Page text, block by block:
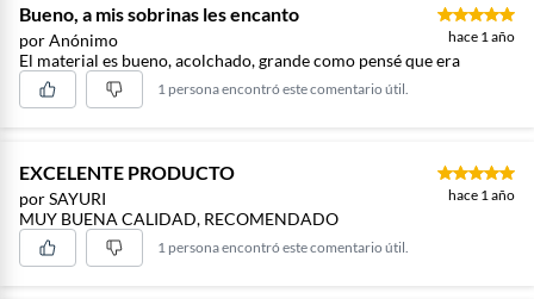
Bueno, a mis sobrinas les encanto
por Anónimo hace 1 año
El material es bueno, acolchado, grande como pensé que era
1 persona encontró este comentario útil.
EXCELENTE PRODUCTO
por SAYURI hace 1 año
MUY BUENA CALIDAD, RECOMENDADO
1 persona encontró este comentario útil.